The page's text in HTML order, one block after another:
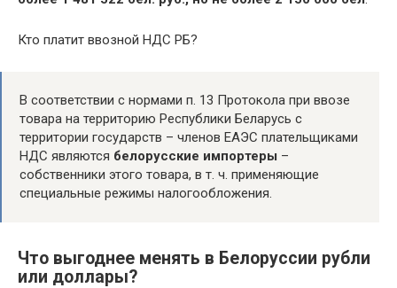
Кто платит ввозной НДС РБ?
В соответствии с нормами п. 13 Протокола при ввозе
товара на территорию Республики Беларусь с
территории государств – членов ЕАЭС плательщиками
НДС являются белорусские импортеры –
собственники этого товара, в т. ч. применяющие
специальные режимы налогообложения.
Что выгоднее менять в Белоруссии рубли
или доллары?